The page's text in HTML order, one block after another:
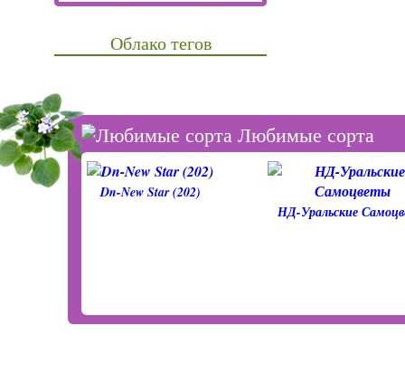
Облако тегов
Любимые сорта
Dn-New Star (202)
НД-Уральские